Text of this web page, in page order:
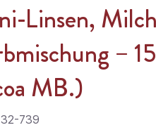
Linsen,
–
MB.)
739